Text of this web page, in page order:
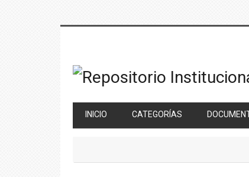
INICIO CATEGORÍAS